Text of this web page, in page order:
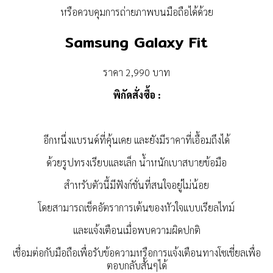
หรือควบคุมการถ่ายภาพบนมือถือได้ด้วย
Samsung Galaxy Fit
ราคา 2,990 บาท
พิกัดสั่งซื้อ :
อีกหนึ่งแบรนด์ที่คุ้นเคย และยังมีราคาที่เอื้อมถึงได้
ด้วยรูปทรงเรียบและเล็ก น้ำหนักเบาสบายข้อมือ
สำหรับตัวนี้มีฟังก์ชั่นที่สนใจอยู่ไม่น้อย
โดยสามารถเช็คอัตราการเต้นของหัวใจแบบเรียลไทม์
และแจ้งเตือนเมื่อพบความผิดปกติ
เชื่อมต่อกับมือถือเพื่อรับข้อความหรือการแจ้งเตือนทางโซเชี่ยลเพื่อ
ตอบกลับสั้นๆได้